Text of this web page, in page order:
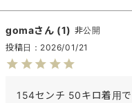
goma 1
非公開
投稿日
2026/01/21
154センチ 50キロ着用